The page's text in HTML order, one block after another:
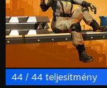
44 / 44 teljesítmény